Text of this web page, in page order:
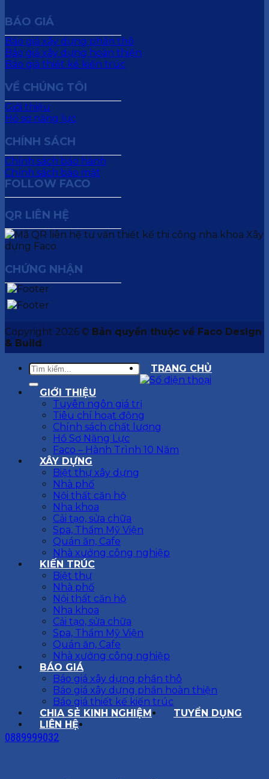
BÁO GIÁ
Báo giá xây dựng phần thô
Báo giá xây dựng hoàn thiện
Báo giá thiết kế kiến trúc
VỀ CHÚNG TÔI
Giới thiệu
Hồ sơ năng lực
CHÍNH SÁCH
Chính sách bảo hành
Chính sách bảo mật
FOLLOW FACO
QR LIÊN HỆ
CHỨNG NHẬN
Copyright 2026 © Bản quyền thuộc về Faco Design
& Build
TRANG CHỦ
GIỚI THIỆU
Tuyên ngôn giá trị
Tiêu chí hoạt động
Chính sách chất lượng
Hồ Sơ Năng Lực
Faco – Hành Trình 10 Năm
XÂY DỰNG
Biệt thự xây dựng
Nhà phố
Nội thất căn hộ
Nha khoa
Cải tạo, sửa chữa
Spa, Thẩm Mỹ Viện
Quán ăn, Cafe
Nhà xưởng công nghiệp
KIẾN TRÚC
Biệt thự
Nhà phố
Nội thất căn hộ
Nha khoa
Cải tạo, sửa chữa
Spa, Thẩm Mỹ Viện
Quán ăn, Cafe
Nhà xưởng công nghiệp
BÁO GIÁ
Báo giá xây dựng phần thô
Báo giá xây dựng phần hoàn thiện
Báo giá thiết kế kiến trúc
CHIA SẺ KINH NGHIỆM
TUYỂN DỤNG
LIÊN HỆ
0889999032